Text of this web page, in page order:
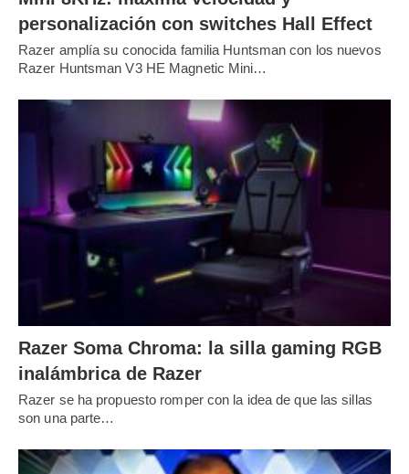
personalización con switches Hall Effect
Razer amplía su conocida familia Huntsman con los nuevos
Razer Huntsman V3 HE Magnetic Mini…
Razer Soma Chroma: la silla gaming RGB
inalámbrica de Razer
Razer se ha propuesto romper con la idea de que las sillas
son una parte…